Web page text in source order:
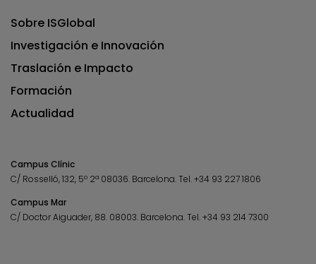
Sobre ISGlobal
Investigación e Innovación
Traslación e Impacto
Formación
Actualidad
Campus Clínic
C/ Rosselló, 132, 5º 2ª 08036. Barcelona.Tel.+34 93 227 1806
Campus Mar
C/ Doctor Aiguader, 88. 08003. Barcelona.Tel.+34 93 214 7300